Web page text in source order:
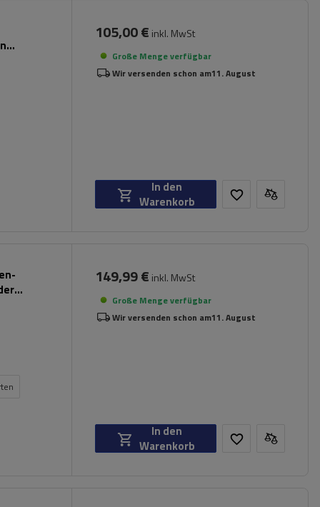
105,00 € inkl. MwSt
Große Menge verfügbar
Wir versenden schon am11. August
In den
Warenkorb
149,99 € inkl. MwSt
Große Menge verfügbar
Wir versenden schon am11. August
In den
Warenkorb